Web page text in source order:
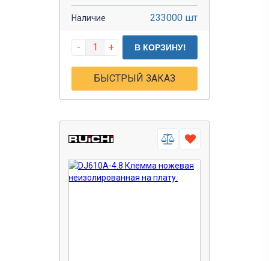
Наличие 233000 шт
- + В КОРЗИНУ!
БЫСТРЫЙ ЗАКАЗ